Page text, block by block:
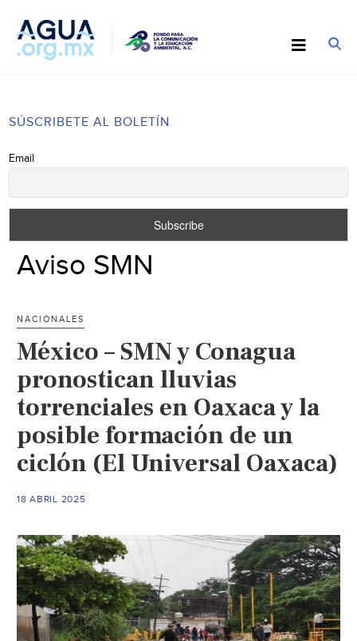
SÚSCRIBETE AL BOLETÍN
Email
Aviso SMN
NACIONALES
México – SMN y Conagua
pronostican lluvias
torrenciales en Oaxaca y la
posible formación de un
ciclón (El Universal Oaxaca)
18 ABRIL 2025